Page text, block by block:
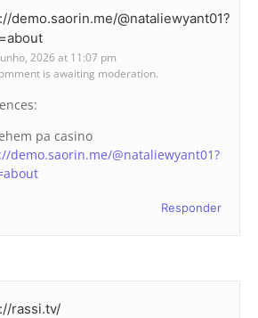
demo.saorin.me/@nataliewyant01?
2026 at 11:07 pm
is awaiting moderation.
pa casino
demo.saorin.me/@nataliewyant01?
Responder
rassi.tv/